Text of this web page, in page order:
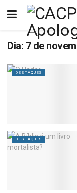
Dia: 7 de
DESTAQUES
DESTAQUES